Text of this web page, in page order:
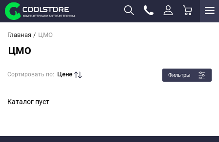
Главная ЦМО
ЦМО
Сортировать по: Цене Фильтры
Каталог пуст